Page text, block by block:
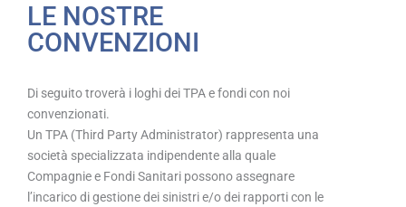
LE NOSTRE
CONVENZIONI
Di seguito troverà i loghi dei TPA e fondi con noi
convenzionati.
Un TPA (Third Party Administrator) rappresenta una
società specializzata indipendente alla quale
Compagnie e Fondi Sanitari possono assegnare
l’incarico di gestione dei sinistri e/o dei rapporti con le